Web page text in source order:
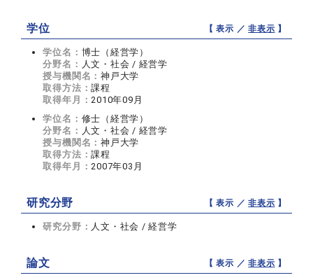
学位 【 表示 ／非表示 】
学位名： 博士（経営学）
分野名： 人文・社会 / 経営学
授与機関名：神戸大学
取得方法：課程
取得年月： 2010年09月
学位名： 修士（経営学）
分野名： 人文・社会 / 経営学
授与機関名：神戸大学
取得方法：課程
取得年月： 2007年03月
研究分野 【 表示 ／非表示 】
研究分野： 人文・社会 / 経営学
論文 【 表示 ／非表示 】